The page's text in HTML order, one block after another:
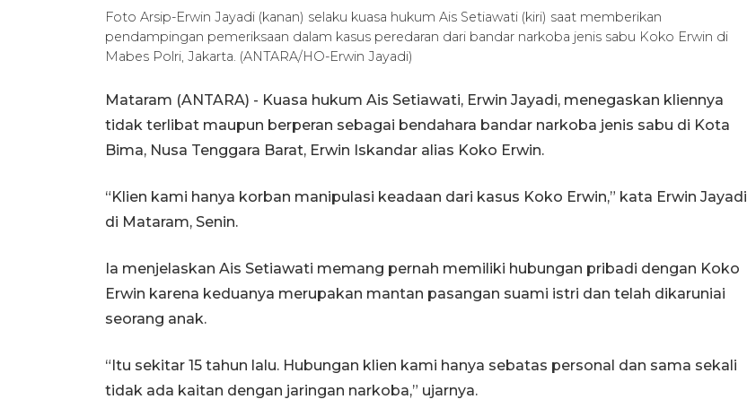
Foto Arsip-Erwin Jayadi (kanan) selaku kuasa hukum Ais Setiawati (kiri) saat memberikan
pendampingan pemeriksaan dalam kasus peredaran dari bandar narkoba jenis sabu Koko Erwin di
Mabes Polri, Jakarta. (ANTARA/HO-Erwin Jayadi)
Mataram (ANTARA) - Kuasa hukum Ais Setiawati, Erwin Jayadi, menegaskan kliennya
tidak terlibat maupun berperan sebagai bendahara bandar narkoba jenis sabu di Kota
Bima, Nusa Tenggara Barat, Erwin Iskandar alias Koko Erwin.
“Klien kami hanya korban manipulasi keadaan dari kasus Koko Erwin,” kata Erwin Jayadi
di Mataram, Senin.
Ia menjelaskan Ais Setiawati memang pernah memiliki hubungan pribadi dengan Koko
Erwin karena keduanya merupakan mantan pasangan suami istri dan telah dikaruniai
seorang anak.
“Itu sekitar 15 tahun lalu. Hubungan klien kami hanya sebatas personal dan sama sekali
tidak ada kaitan dengan jaringan narkoba,” ujarnya.